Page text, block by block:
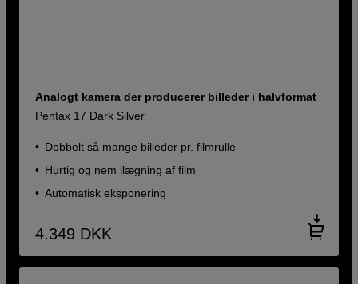
Analogt kamera der producerer billeder i halvformat
Pentax 17 Dark Silver
Dobbelt så mange billeder pr. filmrulle
Hurtig og nem ilægning af film
Automatisk eksponering
4.349 DKK